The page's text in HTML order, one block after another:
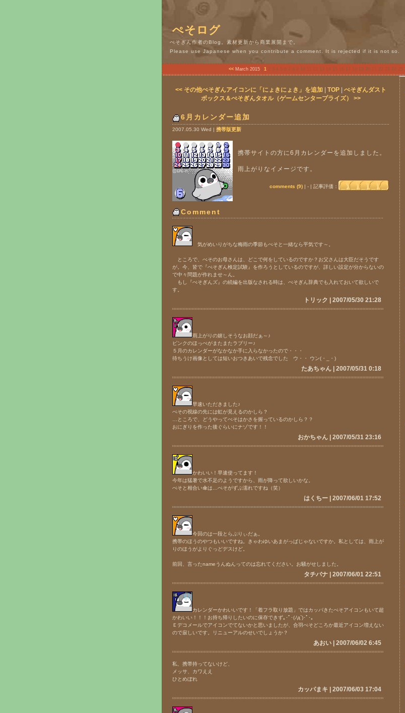
ぺそログ
ぺそぎん作者のBlog。素材更新から商業展開まで。
Please use Japanese when you contribute a comment. It is rejected if it is not so.
<< March 2015| 12 34 5 6 7 8 9 10 11 12 13 14 15 16 17 18 19 20 21 22 23 24 25
<< その他ぺそぎんアイコンに「にょきにょき」を追加 TOP| ぺそぎんダスト
ボックス＆ぺそぎんタオル（ゲームセンタープライズ） >>
6月カレンダー追加
2007.05.30 Wed | 携帯版更新
携帯サイトの方に6月カレンダーを追加しました。
雨上がりなイメージです。
comments (9) | - | 記事評価：
Comment
気がめいりがちな梅雨の季節もぺそと一緒なら平気です～。
ところで、ぺそのお母さんは、どこで何をしているのですか？お父さんは大臣だそうです
が。今、皆で『ぺそぎん検定試験』を作ろうとしているのですが、詳しい設定が分からないの
で中々問題が作れませ～ん。
もし『ぺそぎんズ』の続編を出版なされる時は、ぺそぎん辞典でも入れておいて欲しいで
す。
トリック | 2007/05/30 21:28
雨上がりの嬉しそうなお顔だぁ～♪
ピンクのほっぺがまたまたラブリー♪
５月のカレンダーがなかなか手に入らなかったので・・・
待ちうけ画像としては短いおつきあいで残念でした ウ・・ ウン(・_・)
たあちゃん | 2007/05/31 0:18
早速いただきました♪
ぺその視線の先には虹が見えるのかしら？
…ところで、どうやってぺそはかさを握っているのかしら？？
おにぎりを作った後ぐらいにナゾです！！
おかちゃん | 2007/05/31 23:16
かわいい！早速使ってます！
今年は猛暑で水不足のようですから、雨が降って欲しいかな。
ぺそと相合い傘は…ぺそがずぶ濡れですね（笑）
はくちー | 2007/06/01 17:52
今回のは一段とらぶりぃだぁ。
携帯のほうのやつもいいですね。きゃわゆいあまがっぱじゃないですか。私としては、雨上が
りのほうがよりぐっどデスけど。
前回、言ったnameうんぬんってのは忘れてください。お騒がせしました。
タチバナ | 2007/06/01 22:51
カレンダーかわいいです！「着フラ取り放題」ではカッパきたぺそアイコンもいて超
かわいい！！！お持ち帰りしたいのに保存できず｡･ﾟ･(ﾉд`)･ﾟ･｡
Ｅデコメールでアイコンでてないかと思いましたが、合羽ぺそどころか最近アイコン増えない
ので寂しいです。リニューアルのせいでしょうか？
あおい | 2007/06/02 6:45
私、携帯持ってないけど、
メッサ、カワええ
ひとめぼれ
カッパまキ | 2007/06/03 17:04